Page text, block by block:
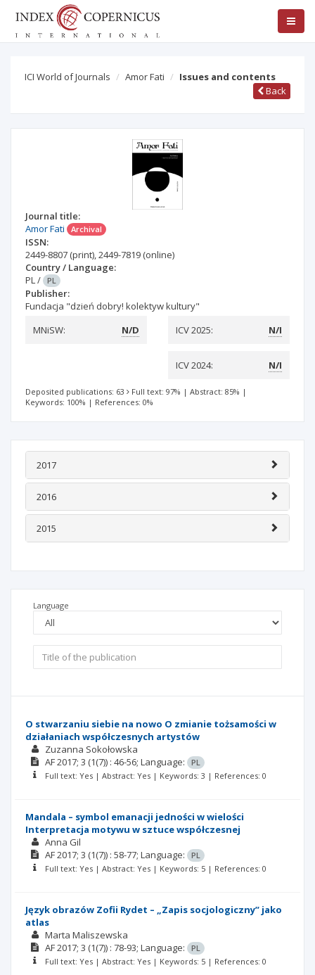
ICI World of Journals Amor Fati
Issues and contents
Back
Journal title:
Amor Fati
Archival
ISSN:
2449-8807 (print),2449-7819 (online)
Country / Language:
PL/ PL
Publisher:
Fundacja "dzień dobry! kolektyw kultury"
MNiSW:
N/D ICV 2025: N/I
ICV 2024: N/I
Deposited publications: 63 Full text: 97% | Abstract: 85% |
Keywords: 100% | References: 0%
2017
2016
2015
Language
O stwarzaniu siebie na nowo O zmianie tożsamości w
działaniach współczesnych artystów
Zuzanna Sokołowska
AF2017; 3 (1(7)) : 46-56; Language:
PL
Full text: Yes | Abstract: Yes | Keywords: 3 | References: 0
Mandala – symbol emanacji jedności w wielości
Interpretacja motywu w sztuce współczesnej
Anna Gil
AF2017; 3 (1(7)) : 58-77; Language:
PL
Full text: Yes | Abstract: Yes | Keywords: 5 | References: 0
Język obrazów Zofii Rydet – „Zapis socjologiczny” jako
atlas
Marta Maliszewska
AF2017; 3 (1(7)) : 78-93; Language:
PL
Full text: Yes | Abstract: Yes | Keywords: 5 | References: 0